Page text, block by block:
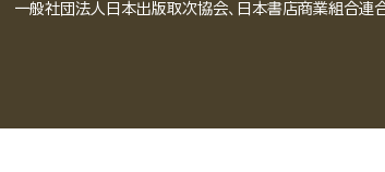
一般社団法人日本出版取次協会、日本書店商業組合連